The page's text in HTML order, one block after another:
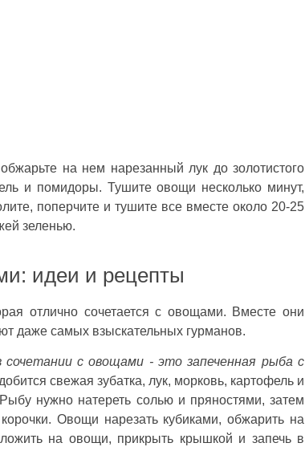
на нем нарезанный лук до золотистого
и помидоры. Тушите овощи несколько минут,
поперчите и тушите все вместе около 20-25
зеленью.
идеи и рецепты
отлично сочетается с овощами. Вместе они
даже самых взыскательных гурманов.
с овощами - это запеченная рыба с
свежая зубатка, лук, морковь, картофель и
нужно натереть солью и пряностями, затем
Овощи нарезать кубиками, обжарить на
на овощи, прикрыть крышкой и запечь в